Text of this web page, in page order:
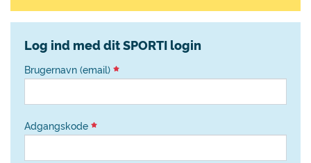
Log ind med dit SPORTI login
Brugernavn (email)
Adgangskode